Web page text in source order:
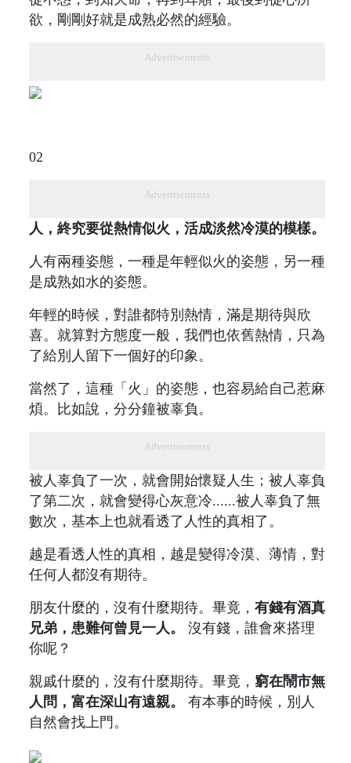
欲，剛剛好就是成熟必然的經驗。
Advertisements
02
Advertisements
人，終究要從熱情似火，活成淡然冷漠的模樣。
人有兩種姿態，一種是年輕似火的姿態，另一種
是成熟如水的姿態。
年輕的時候，對誰都特別熱情，滿是期待與欣
喜。就算對方態度一般，我們也依舊熱情，只為
了給別人留下一個好的印象。
當然了，這種「火」的姿態，也容易給自己惹麻
煩。比如說，分分鐘被辜負。
Advertisements
被人辜負了一次，就會開始懷疑人生；被人辜負
了第二次，就會變得心灰意冷......被人辜負了無
數次，基本上也就看透了人性的真相了。
越是看透人性的真相，越是變得冷漠、薄情，對
任何人都沒有期待。
朋友什麼的，沒有什麼期待。畢竟， 有錢有酒真
兄弟，患難何曾見一人。
沒有錢，誰會來搭理
你呢？
親戚什麼的，沒有什麼期待。畢竟， 窮在鬧市無
人問，富在深山有遠親。
有本事的時候，別人
自然會找上門。